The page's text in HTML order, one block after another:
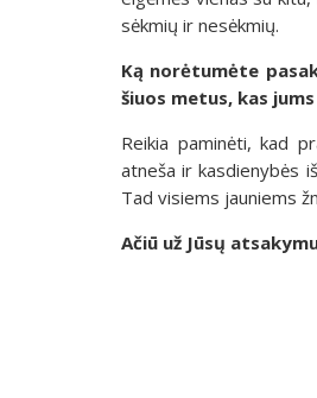
sėkmių ir nesėkmių.
Ką norėtumėte
šiuos metus, kas
Reikia paminėti, kad
atneša ir kasdienybės
Tad visiems jauniems
Ačiū už Jūsų